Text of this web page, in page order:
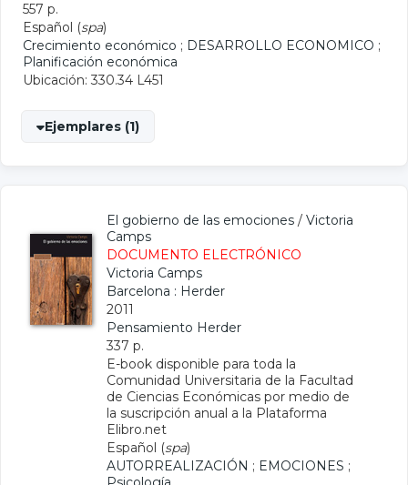
557 p.
Español (spa)
Crecimiento económico ; DESARROLLO ECONOMICO ;
Planificación económica
Ubicación: 330.34 L451
Ejemplares (1)
El gobierno de las emociones / Victoria
Camps
DOCUMENTO ELECTRÓNICO
Victoria Camps
Barcelona : Herder
2011
Pensamiento Herder
337 p.
E-book disponible para toda la
Comunidad Universitaria de la Facultad
de Ciencias Económicas por medio de
la suscripción anual a la Plataforma
Elibro.net
Español (spa)
AUTORREALIZACIÓN ; EMOCIONES ;